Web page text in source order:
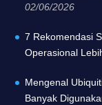
02/06/2026
7 Rekomendasi
Operasional
Mengenal
Banyak